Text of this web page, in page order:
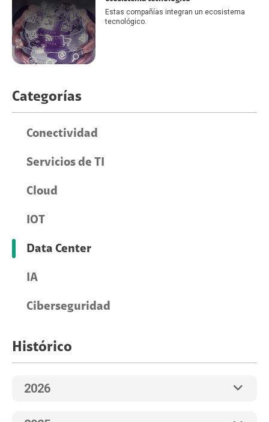
Estas compañías integran un ecosistema
tecnológico.
Categorías
Conectividad
Servicios de TI
Cloud
IOT
Data Center
IA
Ciberseguridad
Histórico
2026